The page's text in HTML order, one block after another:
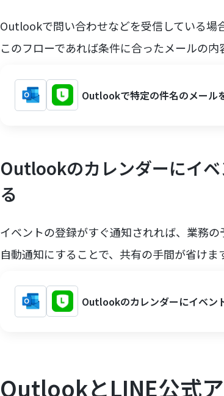
Outlookで問い合わせなどを受信している場
このフローであれば条件に合ったメールの
Outlookで特定の件名のメール
Outlookのカレンダーにイ
る
イベントの登録がすぐ通知されれば、業務の
自動通知にすることで、共有の手間が省けま
Outlookのカレンダーにイベン
OutlookとLINE公式